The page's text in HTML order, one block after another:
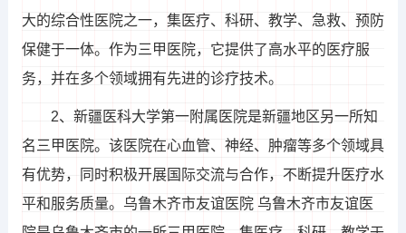
大的综合性医院之一，集医疗、科研、教学、急救、预防
保健于一体。作为三甲医院，它提供了高水平的医疗服
务，并在多个领域拥有先进的诊疗技术。
2、新疆医科大学第一附属医院是新疆地区另一所知
名三甲医院。该医院在心血管、神经、肿瘤等多个领域具
有优势，同时积极开展国际交流与合作，不断提升医疗水
平和服务质量。乌鲁木齐市友谊医院 乌鲁木齐市友谊医